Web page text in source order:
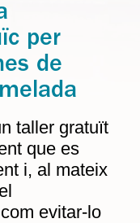
per
de
taller gratuït
que es
i, al mateix
evitar-lo